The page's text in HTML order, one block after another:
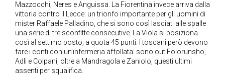
Mazzocchi, Neres e Anguissa. La Fiorentina invece arriva dalla
vittoria contro il Lecce: un trionfo importante per gli uomini di
mister Raffaele Palladino, che si sono così lasciati alle spalle
una serie di tre sconfitte consecutive. La Viola si posiziona
così al settimo posto, a quota 45 punti. I toscani però devono
fare i conti con un’infermeria affollata: sono out Folorunsho,
Adli e Colpani, oltre a Mandragola e Zaniolo, questi ultimi
assenti per squalifica.